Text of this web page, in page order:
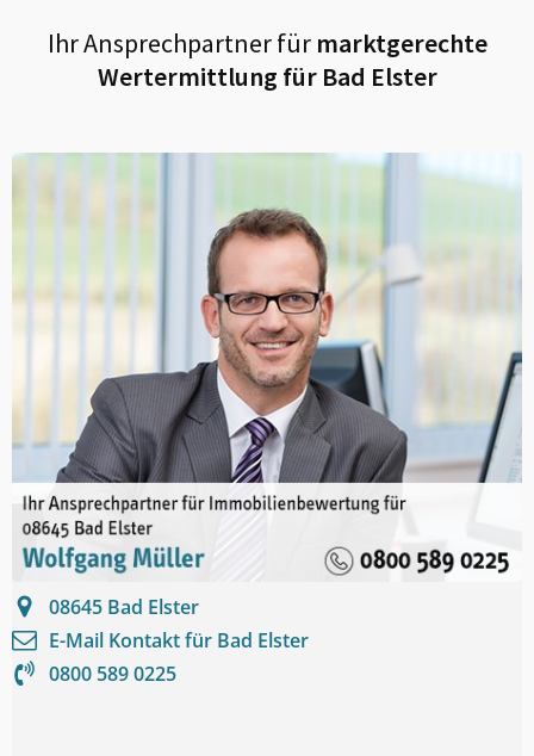
Ihr Ansprechpartner fürmarktgerechte
Wertermittlung für Bad Elster
08645 Bad Elster
E-Mail Kontakt für Bad Elster
0800 589 0225